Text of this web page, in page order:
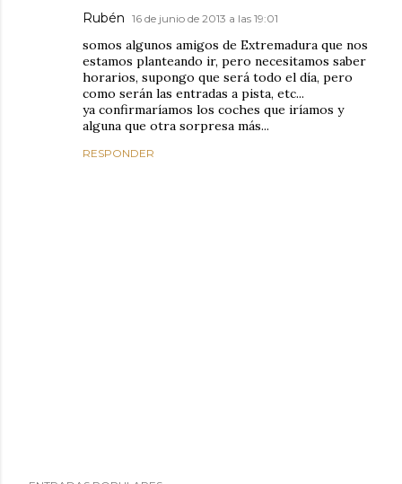
Rubén 16 de junio de 2013 a las 19:01
somos algunos amigos de Extremadura que nos
estamos planteando ir, pero necesitamos saber
horarios, supongo que será todo el día, pero
como serán las entradas a pista, etc...
ya confirmaríamos los coches que iríamos y
alguna que otra sorpresa más...
RESPONDER